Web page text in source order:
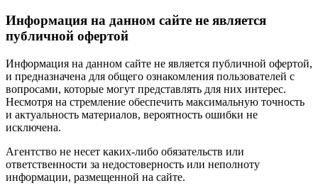
Информация на данном сайте не является
публичной офертой
Информация на данном сайте не является публичной офертой,
и предназначена для общего ознакомления пользователей с
вопросами, которые могут представлять для них интерес.
Несмотря на стремление обеспечить максимальную точность
и актуальность материалов, вероятность ошибки не
исключена.
Агентство не несет каких-либо обязательств или
ответственности за недостоверность или неполноту
информации, размещенной на сайте.